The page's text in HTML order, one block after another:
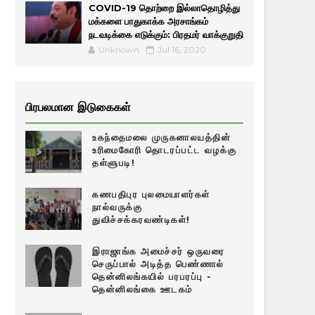
COVID-19 தொற்றை இல்லாதொழித்து
மக்களை பாதுகாக்க அரசாங்கம்
நடவடிக்கை எடுக்கும்: பிரதமர் வாக்குறுதி
Unknown Jul 16, 2020
பிரபலமான இடுகைகள்
உகந்தைமலை முருகனாலயத்தின்
உரிமைகோரி தொடரப்பட்ட வழக்கு
தள்ளுபடி!
கணபதிபுர புலமையாளர்கள்
நால்வருக்கு
துவிச்சக்கரவண்டிகள்!
இராஜாங்க அமைச்சர் ஒருவரை
செருப்பால் அடித்த பெண்ணால்
தென்னிலங்கயில் பரபரப்பு -
தென்னிலங்கை ஊடகம்